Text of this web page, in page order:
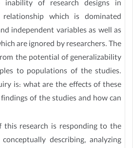
of research designs in
which is dominated
independent variables as well as
are ignored by researchers. The
the potential of generalizability
to populations of the studies.
is: what are the effects of these
of the studies and how can
this research is responding to the
describing, analyzing